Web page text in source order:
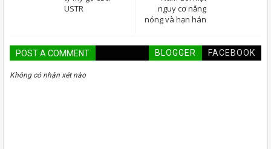
nguy cơ nắng
nóng và hạn hán
USTR
POST A COMMENT BLOGGER FACEBOOK
Không có nhận xét nào